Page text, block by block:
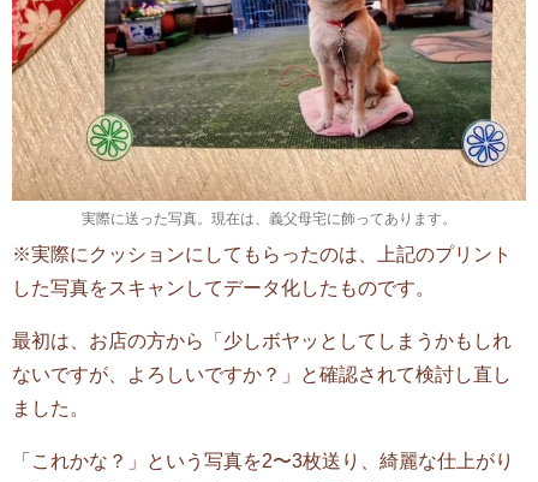
実際に送った写真。現在は、義父母宅に飾ってあります。
※実際にクッションにしてもらったのは、上記のプリント
した写真をスキャンしてデータ化したものです。
最初は、お店の方から「少しボヤッとしてしまうかもしれ
ないですが、よろしいですか？」と確認されて検討し直し
ました。
「これかな？」という写真を2〜3枚送り、綺麗な仕上がり